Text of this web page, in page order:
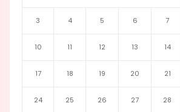
3 4 5 6 7
10 11 12 13 14
17 18 19 20 21
24 25 26 27 28